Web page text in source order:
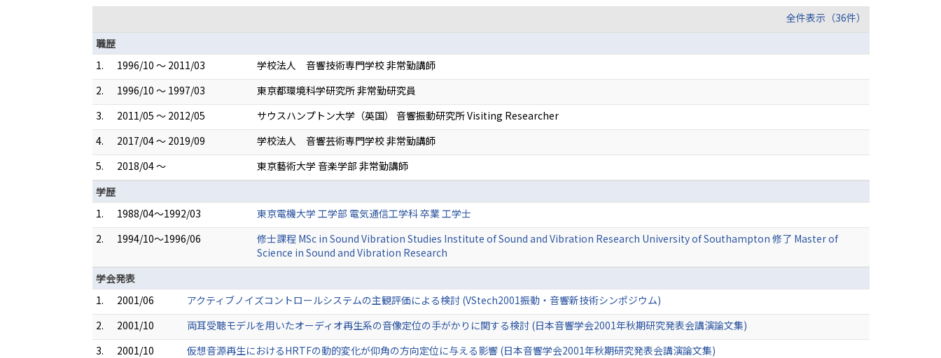
全件表示（36件）
職歴
1.
1996/10 ～ 2011/03
学校法人 音響技術専門学校 非常勤講師
2.
1996/10 ～ 1997/03
東京都環境科学研究所 非常勤研究員
3.
2011/05 ～ 2012/05
サウスハンプトン大学（英国） 音響振動研究所 Visiting Researcher
4.
2017/04 ～ 2019/09
学校法人 音響芸術専門学校 非常勤講師
5.
2018/04 ～
東京藝術大学 音楽学部 非常勤講師
学歴
1.
1988/04～1992/03
東京電機大学 工学部 電気通信工学科 卒業 工学士
2.
1994/10～1996/06
修士課程 MSc in Sound Vibration Studies Institute of Sound and Vibration Research University of Southampton 修了 Master of
Science in Sound and Vibration Research
学会発表
1.
2001/06
アクティブノイズコントロールシステムの主観評価による検討 (VStech2001振動・音響新技術シンポジウム)
2.
2001/10
両耳受聴モデルを用いたオーディオ再生系の音像定位の手がかりに関する検討 (日本音響学会2001年秋期研究発表会講演論文集)
3.
2001/10
仮想音源再生におけるHRTFの動的変化が仰角の方向定位に与える影響 (日本音響学会2001年秋期研究発表会講演論文集)